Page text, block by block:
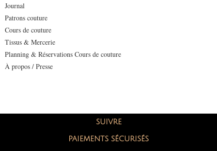
Journal
Patrons couture
Cours de couture
Tissus & Mercerie
Planning & Réservations Cours de couture
À propos / Presse
SUIVRE
PAIEMENTS SÉCURISÉS